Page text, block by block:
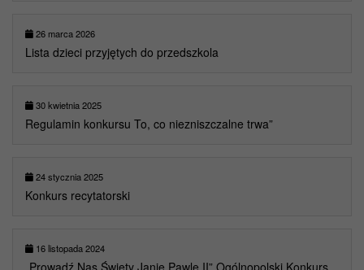
26 marca 2026
Lista dzieci przyjętych do przedszkola
30 kwietnia 2025
Regulamin konkursu To, co niezniszczalne trwa”
24 stycznia 2025
Konkurs recytatorski
16 listopada 2024
„Prowadź Nas Święty Janie Pawle II” Ogólnopolski Konkurs